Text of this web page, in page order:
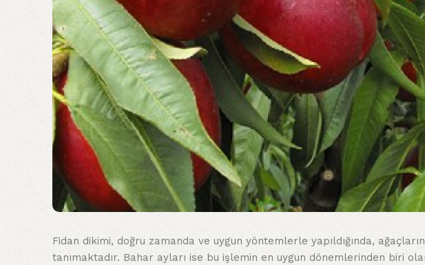
Fidan dikimi, doğru zamanda ve uygun yöntemlerle yapıldığında,
tanımaktadır. Bahar ayları ise bu işlemin en uygun dönemlerinden biri